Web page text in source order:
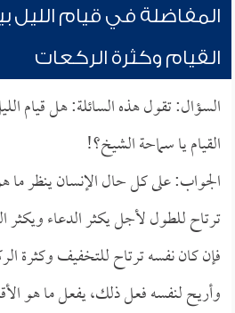
المفاضلة في قيام الليل
القيام وكثرة الركعات
السؤال: تقول هذه السائلة: هل قيام
القيام يا سماحة الشيخ؟!
الجواب: على كل حال الإنسان ينظر ما
ترتاح للطول لأجل يكثر الدعاء ويكثر
فإن كان نفسه ترتاح للتخفيف وكثرة
وأريح لنفسه فعل ذلك، يفعل ما هو